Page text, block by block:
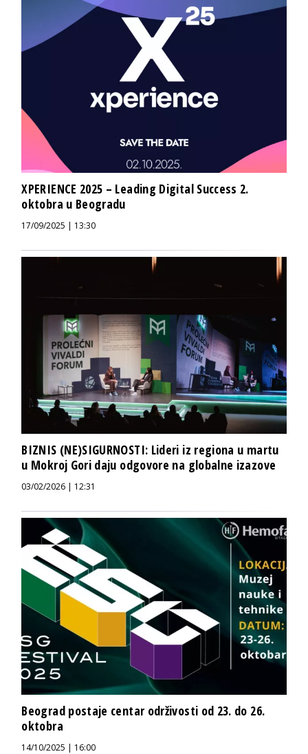
XPERIENCE 2025 – Leading Digital Success 2.
oktobra u Beogradu
17/09/2025 | 13:30
BIZNIS (NE)SIGURNOSTI: Lideri iz regiona u martu
u Mokroj Gori daju odgovore na globalne izazove
03/02/2026 | 12:31
Beograd postaje centar održivosti od 23. do 26.
oktobra
14/10/2025 | 16:00